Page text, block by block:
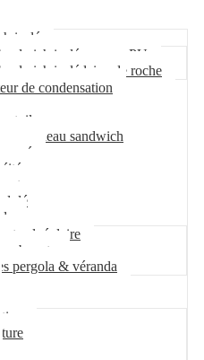
isolé
isolé mousse PU
isolé laine de roche
de condensation
tuile
panneau sandwich
alvéolaire
pergola & véranda